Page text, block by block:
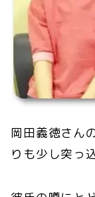
岡田義徳さん
りも少し突っ